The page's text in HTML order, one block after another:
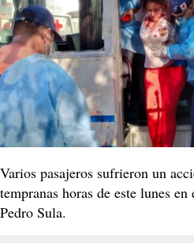
Varios pasajeros sufrieron un
tempranas horas de este lunes
Pedro Sula.